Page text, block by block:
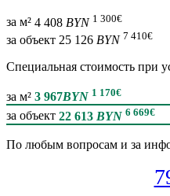
за м² 4 408 BYN 1 300€
за объект 25 126 BYN 7 410€
Специальная cтоимость при
за м² 3 967BYN 1 170€
за объект 22 613 BYN 6 669€
По любым вопросам и за